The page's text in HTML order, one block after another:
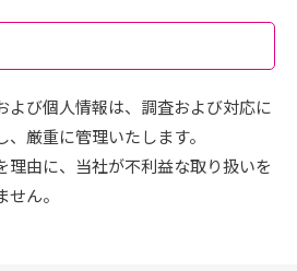
よび個人情報は、調査および対応に
厳重に管理いたします。
理由に、当社が不利益な取り扱いを
ん。